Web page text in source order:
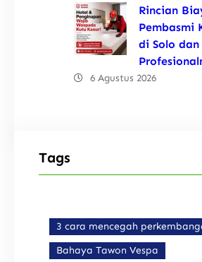
Rincian
Pembasmi
di Solo
6 Agustus 2026
Tags
3 cara mencegah
Bahaya Tawon Vespa